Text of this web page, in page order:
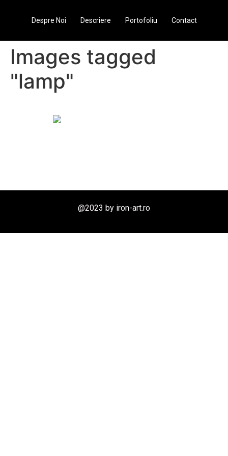
Despre Noi Descriere Portofoliu Contact
Images tagged
"lamp"
@2023 by iron-art.ro